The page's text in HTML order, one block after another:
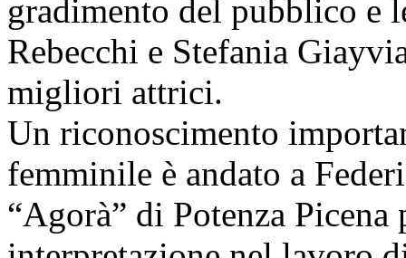
gradimento del pubblico e
Rebecchi e Stefania
migliori attrici.
Un riconoscimento
femminile è andato a
“Agorà” di Potenza Picena